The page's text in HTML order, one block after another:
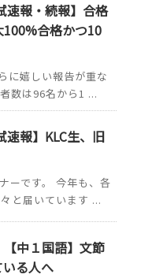
速報・続報】合格
合格かつ10
に嬉しい報告が重な
数は96名から1 ...
速報】KLC生、旧
ーです。 今年も、各
と届いています ...
中１国語】文節
る人へ